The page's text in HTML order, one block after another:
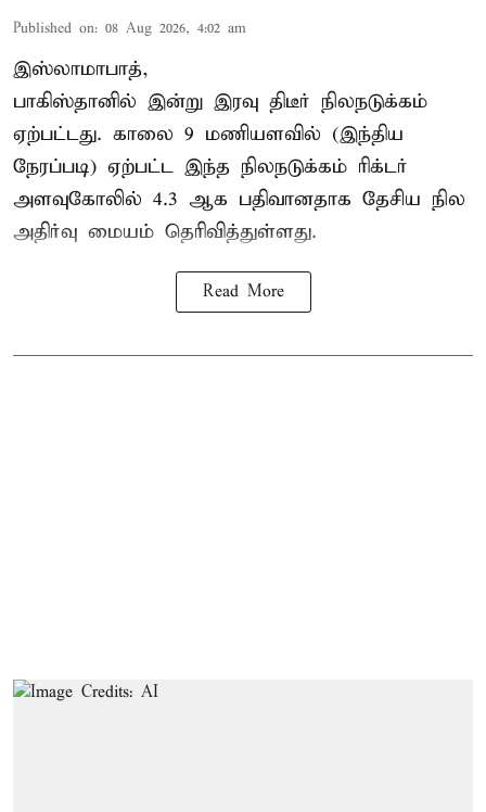
Published on: 08 Aug 2026, 4:02 am
இஸ்லாமாபாத்,
பாகிஸ்தானில் இன்று இரவு திடீர் நிலநடுக்கம்
ஏற்பட்டது. காலை 9 மணியளவில் (இந்திய
நேரப்படி) ஏற்பட்ட இந்த நிலநடுக்கம் ரிக்டர்
அளவுகோலில் 4.3 ஆக பதிவானதாக தேசிய நில
அதிர்வு மையம் தெரிவித்துள்ளது.
Read More